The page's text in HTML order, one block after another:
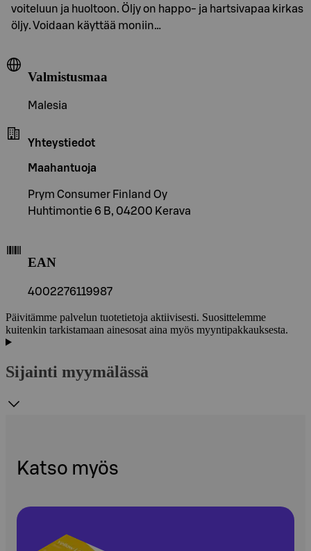
voiteluun ja huoltoon. Öljy on happo- ja hartsivapaa kirkas
öljy. Voidaan käyttää moniin…
Valmistusmaa
Malesia
Yhteystiedot
Maahantuoja
Prym Consumer Finland Oy
Huhtimontie 6 B, 04200 Kerava
EAN
4002276119987
Päivitämme palvelun tuotetietoja aktiivisesti. Suosittelemme
kuitenkin tarkistamaan ainesosat aina myös myyntipakkauksesta.
Sijainti myymälässä
Katso myös